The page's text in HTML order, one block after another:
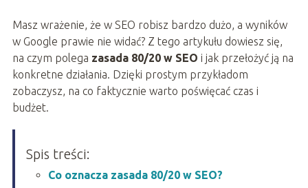
Masz wrażenie, że w SEO robisz bardzo dużo, a wyników
w Google prawie nie widać? Z tego artykułu dowiesz się,
na czym polega zasada 80/20 w SEO i jak przełożyć ją na
konkretne działania. Dzięki prostym przykładom
zobaczysz, na co faktycznie warto poświęcać czas i
budżet.
Spis treści:
Co oznacza zasada 80/20 w SEO?